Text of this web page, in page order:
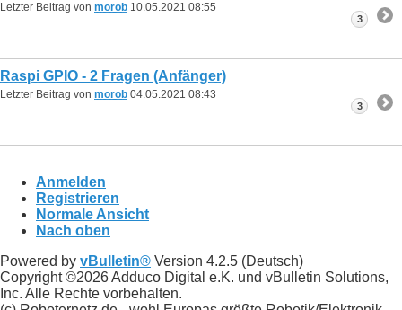
Letzter Beitrag von morob 10.05.2021 08:55
3
Raspi GPIO - 2 Fragen (Anfänger)
Letzter Beitrag von morob 04.05.2021 08:43
3
Anmelden
Registrieren
Normale Ansicht
Nach oben
Powered by vBulletin® Version 4.2.5 (Deutsch)
Copyright ©2026 Adduco Digital e.K. und vBulletin Solutions,
Inc. Alle Rechte vorbehalten.